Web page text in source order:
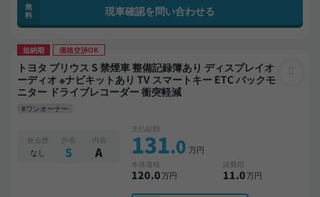
無
料
現車確認を問い合わせる
短納期 価格交渉OK
トヨタ プリウス S 禁煙車 整備記録簿あり ディスプレイオ
ーディオ ※ナビキットあり TV スマートキー ETC バックモ
ニター ドライブレコーダー 衝突軽減
#ワンオーナー
板金歴
なし
外装
S
内装
A
支払総額
131.0 万円
本体価格
120.0万円
諸費用
11.0万円